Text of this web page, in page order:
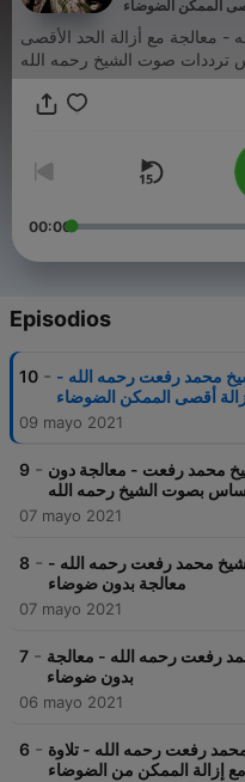
- معالجة مع أزالة الحد الأقصى
00:00
Episodios
10 - الإسراء 01-14 - الشيخ محمد رفعت رحمه الله -
09 mayo 2021
9 - يوسف 53-82 - الشيخ محمد رفعت - معالجة دون
بصوت الشيخ رحمه الله
07 mayo 2021
8 - 96-111 - الشيخ محمد رفعت رحمه الله -
معالجة بدون ضوضاء
07 mayo 2021
7 - - الشيخ محمد رفعت رحمه الله - معالجة
بدون ضوضاء
06 mayo 2021
6 - الرعد 1-9 الشيخ محمد رفعت رحمه الله - تلاوة
إزالة الممكن من الضوضاء